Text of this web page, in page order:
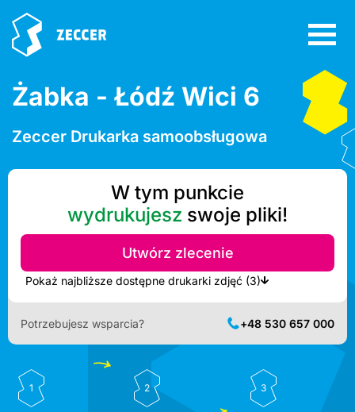
Żabka - Łódź Wici 6
Zeccer Drukarka samoobsługowa
W tym punkcie
wydrukujesz swoje pliki!
Utwórz zlecenie
Pokaż najbliższe dostępne drukarki zdjęć (3)
Potrzebujesz wsparcia? +48 530 657 000
1 2 3